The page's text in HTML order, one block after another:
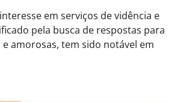
em serviços de vidência e
pela busca de respostas para
amorosas, tem sido notável em